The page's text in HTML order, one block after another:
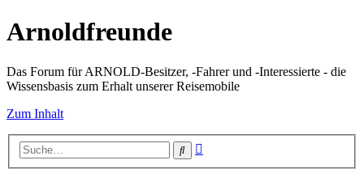
Arnoldfreunde
Das Forum für ARNOLD-Besitzer, -Fahrer und -Interessierte - die
Wissensbasis zum Erhalt unserer Reisemobile
Zum Inhalt
Suche